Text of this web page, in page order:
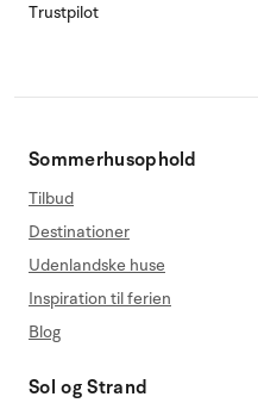
Trustpilot
Sommerhusophold
Tilbud
Destinationer
Udenlandske huse
Inspiration til ferien
Blog
Sol og Strand